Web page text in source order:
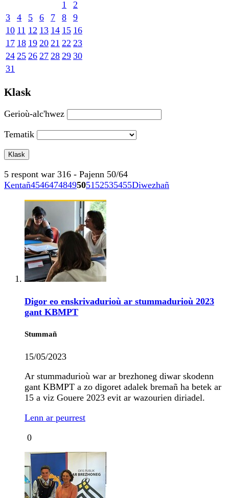
1
2
3
4 5 6 7 8
9
10 11 12 13 14 15 16
17 18 19 20 21 22 23
24 25 26 27 28 29 30
31
Klask
Gerioù-alc'hwez
Tematik
5 respont war 316 - Pajenn 50/64
Kentañ45464748495051 52535455Diwezhañ
Digor eo enskrivadurioù ar stummadurioù 2023
gant KBMPT
Stummañ
15/05/2023
Ar stummadurioù war ar brezhoneg diwar skodenn
gant KBMPT a zo digoret adalek bremañ ha betek ar
15 a viz Gouere 2023 evit ar wazourien diriadel.
Lenn ar peurrest
0